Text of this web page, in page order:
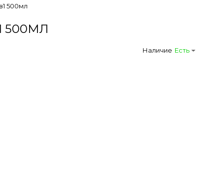
500мл
500МЛ
Наличие Есть